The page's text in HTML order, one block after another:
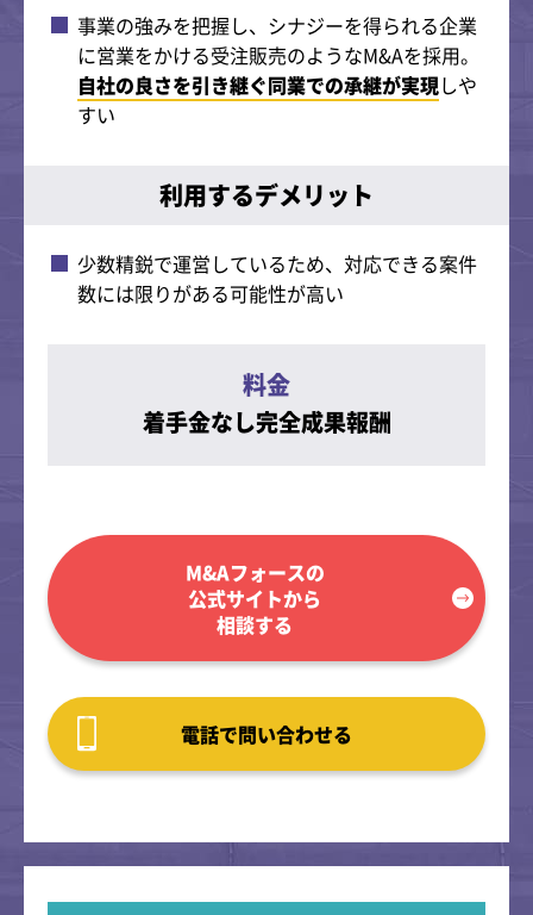
事業の強みを把握し、シナジーを得られる企業
に営業をかける受注販売のようなM&Aを採用。
自社の良さを引き継ぐ同業での承継が実現しや
すい
利用するデメリット
少数精鋭で運営しているため、対応できる案件
数には限りがある可能性が高い
料金
着手金なし完全成果報酬
M&Aフォースの
公式サイトから
相談する
電話で問い合わせる